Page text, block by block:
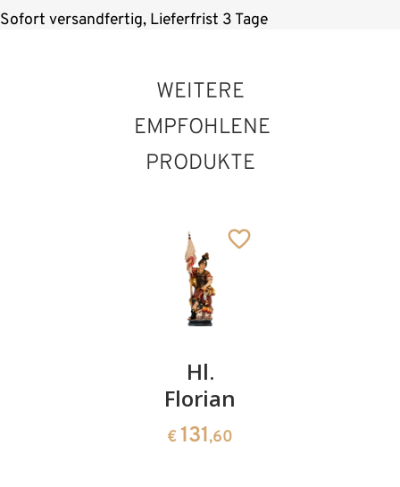
Sofort versandfertig, Lieferfrist 3 Tage
WEITERE
EMPFOHLENE
PRODUKTE
Hl.
Florian
€ 131,60